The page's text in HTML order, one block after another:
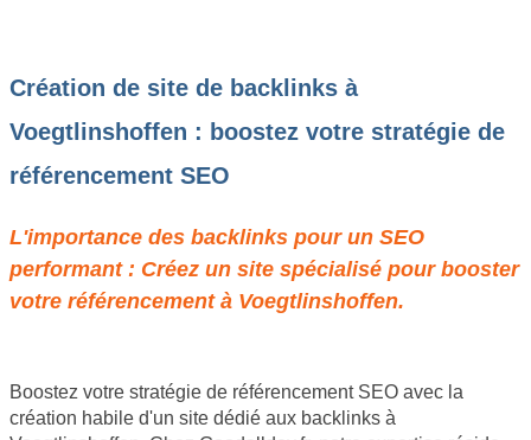
Création de site de backlinks à
Voegtlinshoffen : boostez votre stratégie de
référencement SEO
L'importance des backlinks pour un SEO
performant : Créez un site spécialisé pour booster
votre référencement à Voegtlinshoffen.
Boostez votre stratégie de référencement SEO avec la
création habile d'un site dédié aux backlinks à